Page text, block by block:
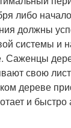
либо
должны
системы и
Саженцы
свою
дереве
и быстро